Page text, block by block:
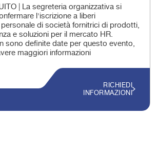
| La segreteria organizzativa si
l'iscrizione a liberi
di società fornitrici di prodotti,
e soluzioni per il mercato HR.
sono definite date per questo evento,
maggiori informazioni
RICHIEDI
INFORMAZIONI